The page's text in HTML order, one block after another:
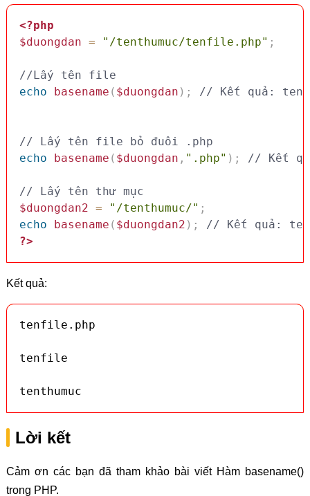
<?php
$duongdan = "/tenthumuc/tenfile.php" ;
//Lấy tên file
echo
basename ( $duongdan ) ; // Kết quả:
// Lấy tên file bỏ đuôi .php
echo
basename ( $duongdan , ".php" ) ; // Kết
// Lấy tên thư mục
$duongdan2 = "/tenthumuc/" ;
echo
basename ( $duongdan2 ) ;
// Kết quả:
?>
Kết quả:
tenfile.php
tenfile
tenthumuc
Lời kết
Cảm ơn các bạn đã tham khảo bài viết Hàm basename()
trong PHP.